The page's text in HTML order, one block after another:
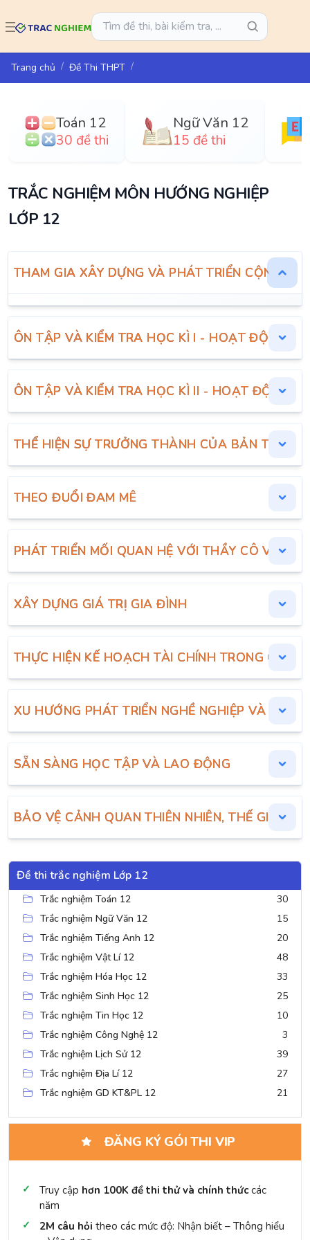
Trang chủ Đề Thi THPT
Toán 12
30 đề thi
Ngữ Văn 12
15 đề thi
TRẮC NGHIỆM MÔN HƯỚNG NGHIỆP
LỚP 12
THAM GIA XÂY DỰNG VÀ PHÁT TRIỂN CỘNG
ÔN TẬP VÀ KIỂM TRA HỌC KÌ I - HOẠT ĐỘNG
ÔN TẬP VÀ KIỂM TRA HỌC KÌ II - HOẠT ĐỘNG
THỂ HIỆN SỰ TRƯỞNG THÀNH CỦA BẢN THÂN
THEO ĐUỔI ĐAM MÊ
PHÁT TRIỂN MỐI QUAN HỆ VỚI THẦY CÔ VÀ
XÂY DỰNG GIÁ TRỊ GIA ĐÌNH
THỰC HIỆN KẾ HOẠCH TÀI CHÍNH TRONG CUỘC
XU HƯỚNG PHÁT TRIỂN NGHỀ NGHIỆP VÀ THỊ
SẴN SÀNG HỌC TẬP VÀ LAO ĐỘNG
BẢO VỆ CẢNH QUAN THIÊN NHIÊN, THẾ GIỚI
Đề thi trắc nghiệm Lớp 12
Trắc nghiệm Toán 12
30
Trắc nghiệm Ngữ Văn 12
15
Trắc nghiệm Tiếng Anh 12
20
Trắc nghiệm Vật Lí 12
48
Trắc nghiệm Hóa Học 12
33
Trắc nghiệm Sinh Học 12
25
Trắc nghiệm Tin Học 12
10
Trắc nghiệm Công Nghệ 12
3
Trắc nghiệm Lịch Sử 12
39
Trắc nghiệm Địa Lí 12
27
Trắc nghiệm GD KT&PL 12
21
ĐĂNG KÝ GÓI THI VIP
Truy cập hơn 100K đề thi thử và chính thứccác
năm
2M câu hỏi theo các mức độ: Nhận biết – Thông hiểu